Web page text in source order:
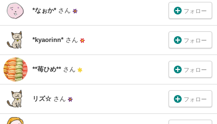
*なぉか* さん フォロー
*kyaorinn* さん フォロー
**苺ひめ** さん フォロー
リズ☆ さん フォロー